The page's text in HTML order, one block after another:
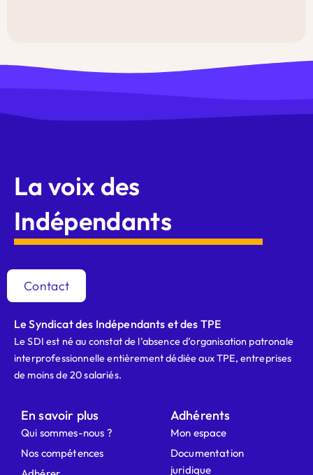
La voix des
Indépendants
Contact
Le Syndicat des Indépendants et des TPE
Le SDI est né au constat de l’absence d’organisation patronale
interprofessionnelle entièrement dédiée aux TPE, entreprises
de moins de 20 salariés.
En savoir plus
Qui sommes-nous ?
Nos compétences
Adhérents
Mon espace
Documentation
juridique